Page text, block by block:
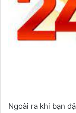
Ngoài ra khi bạn